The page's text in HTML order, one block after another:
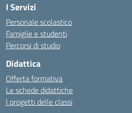
I Servizi
Personale scolastico
Famiglie e studenti
Percorsi di studio
Didattica
Offerta formativa
Le schede didattiche
I progetti delle classi